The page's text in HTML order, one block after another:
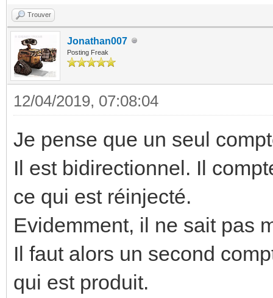
Trouver
Jonathan007
Posting Freak
12/04/2019, 07:08:04
Je pense que un seul
Il est bidirectionnel. Il
ce qui est réinjecté.
Evidemment, il ne sait pas
Il faut alors un second
qui est produit.